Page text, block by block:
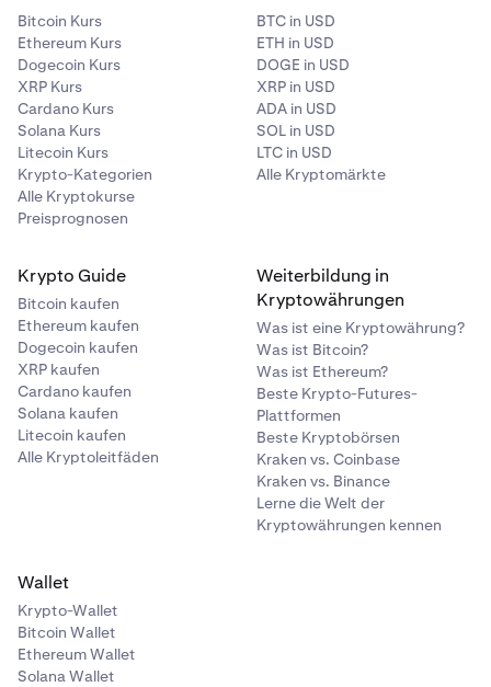
Bitcoin Kurs
Ethereum Kurs
Dogecoin Kurs
XRP Kurs
Cardano Kurs
Solana Kurs
Litecoin Kurs
Krypto-Kategorien
Alle Kryptokurse
Preisprognosen
BTC in USD
ETH in USD
DOGE in USD
XRP in USD
ADA in USD
SOL in USD
LTC in USD
Alle Kryptomärkte
Krypto Guide
Bitcoin kaufen
Ethereum kaufen
Dogecoin kaufen
XRP kaufen
Cardano kaufen
Solana kaufen
Litecoin kaufen
Alle Kryptoleitfäden
Weiterbildung in
Kryptowährungen
Was ist eine Kryptowährung?
Was ist Bitcoin?
Was ist Ethereum?
Beste Krypto-Futures-
Plattformen
Beste Kryptobörsen
Kraken vs. Coinbase
Kraken vs. Binance
Lerne die Welt der
Kryptowährungen kennen
Wallet
Krypto-Wallet
Bitcoin Wallet
Ethereum Wallet
Solana Wallet